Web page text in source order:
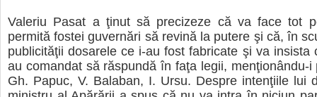
Valeriu Pasat a ţinut să precizeze că va face tot
permită fostei guvernări să revină la putere şi că, în
publicităţii dosarele ce i-au fost fabricate şi va insista
au comandat să răspundă în faţa legii, menţionându-i
Gh. Papuc, V. Balaban, I. Ursu. Despre intenţiile lui